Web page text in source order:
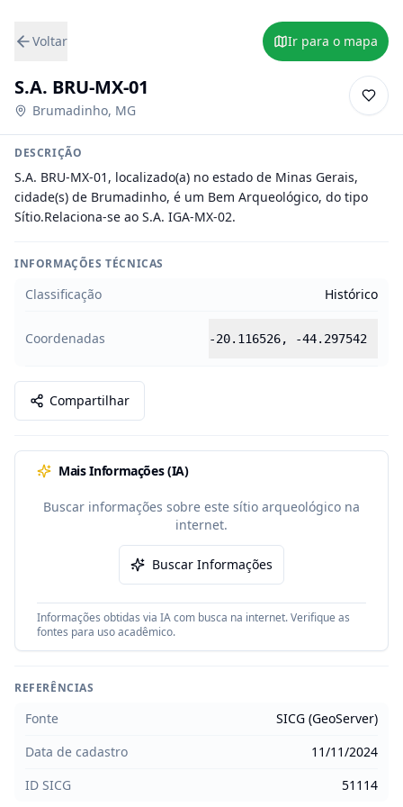
Voltar Ir para o mapa
S.A. BRU-MX-01
Brumadinho, MG
DESCRIÇÃO
S.A. BRU-MX-01, localizado(a) no estado de Minas Gerais,
cidade(s) de Brumadinho, é um Bem Arqueológico, do tipo
Sítio.Relaciona-se ao S.A. IGA-MX-02.
INFORMAÇÕES TÉCNICAS
Classificação Histórico
Coordenadas -20.116526, -44.297542
Compartilhar
Mais Informações (IA)
Buscar informações sobre este sítio arqueológico na
internet.
Buscar Informações
Informações obtidas via IA com busca na internet. Verifique as
fontes para uso acadêmico.
REFERÊNCIAS
Fonte
SICG (GeoServer)
Data de cadastro
11/11/2024
ID SICG
51114